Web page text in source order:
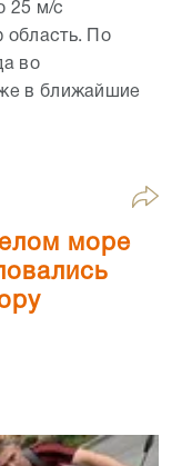
25 м/с
область. По
во
в ближайшие
море